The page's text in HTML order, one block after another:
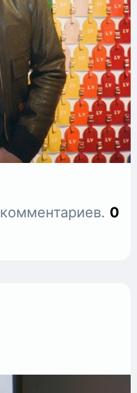
комментариев. 0